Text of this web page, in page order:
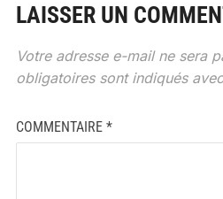
LAISSER UN
Votre adresse e-mail ne sera
obligatoires sont indiqués
COMMENTAIRE *